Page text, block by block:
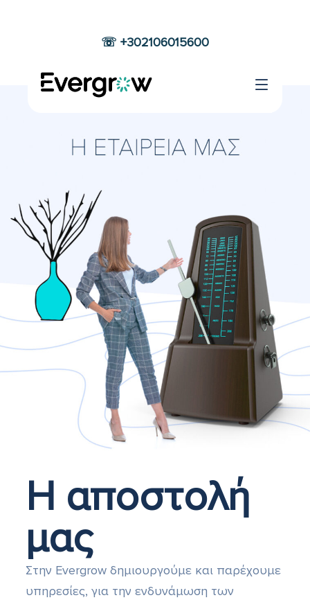
☏ +302106015600
Η αποστολή
μας
Στην Evergrow δημιουργούμε και παρέχουμε
υπηρεσίες, για την ενδυνάμωση των